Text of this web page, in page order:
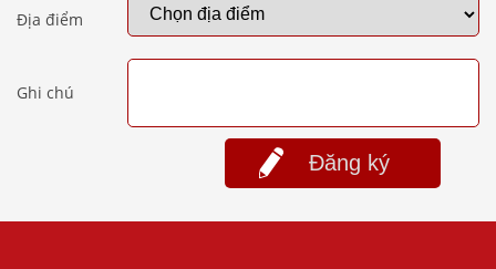
Địa điểm
Ghi chú
Đăng ký